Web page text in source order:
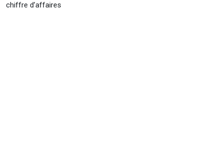
chiffre d’affaires